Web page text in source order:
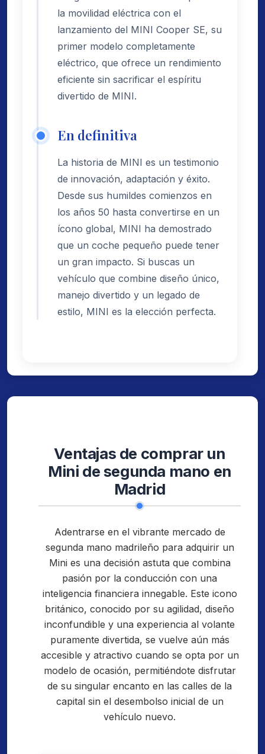
la movilidad eléctrica con el
lanzamiento del MINI Cooper SE, su
primer modelo completamente
eléctrico, que ofrece un rendimiento
eficiente sin sacrificar el espíritu
divertido de MINI.
En definitiva
La historia de MINI es un testimonio
de innovación, adaptación y éxito.
Desde sus humildes comienzos en
los años 50 hasta convertirse en un
ícono global, MINI ha demostrado
que un coche pequeño puede tener
un gran impacto. Si buscas un
vehículo que combine diseño único,
manejo divertido y un legado de
estilo, MINI es la elección perfecta.
Ventajas de comprar un
Mini de segunda mano en
Madrid
Adentrarse en el vibrante mercado de
segunda mano madrileño para adquirir un
Mini es una decisión astuta que combina
pasión por la conducción con una
inteligencia financiera innegable. Este icono
británico, conocido por su agilidad, diseño
inconfundible y una experiencia al volante
puramente divertida, se vuelve aún más
accesible y atractivo cuando se opta por un
modelo de ocasión, permitiéndote disfrutar
de su singular encanto en las calles de la
capital sin el desembolso inicial de un
vehículo nuevo.